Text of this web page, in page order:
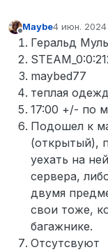
Не в сети
Maybe4 июн. 2024
Геральд
maybed77
теплая
17:00 +/- по
Подошел к
(открытый),
уехать на
сервера,
двумя
свои тоже,
багажнике.
Отсутсвуют